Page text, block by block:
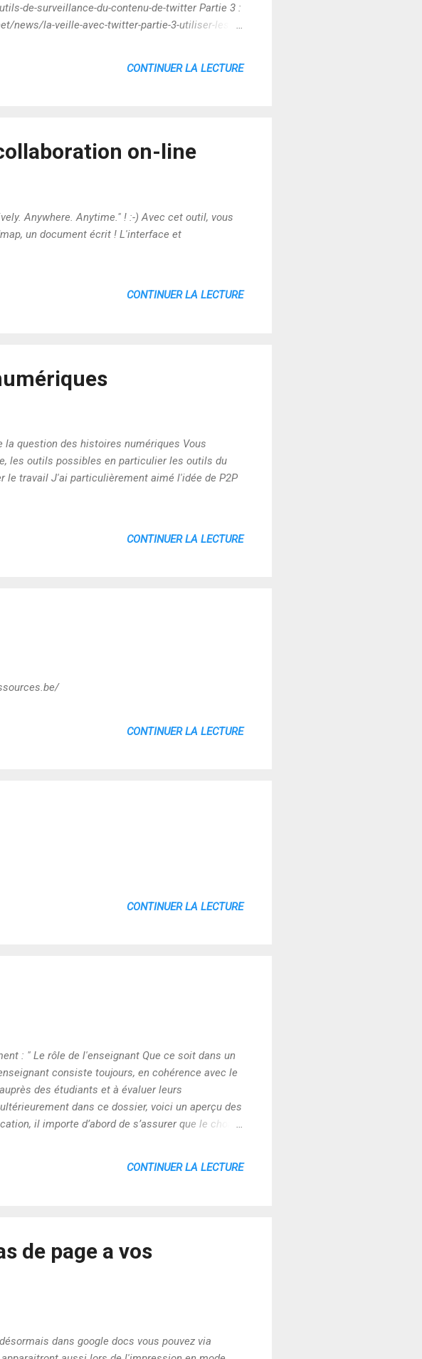
de-surveillance-du-contenu-de-twitter Partie 3 :
la-veille-avec-twitter-partie-3-utiliser-les-
sa veille http:/...
CONTINUER LA LECTURE
on-line
Anywhere. Anytime." ! :-) Avec cet outil, vous
un document écrit ! L'interface et
CONTINUER LA LECTURE
question des histoires numériques Vous
les outils possibles en particulier les outils du
le travail J'ai particulièrement aimé l'idée de P2P
CONTINUER LA LECTURE
CONTINUER LA LECTURE
CONTINUER LA LECTURE
: " Le rôle de l'enseignant Que ce soit dans un
consiste toujours, en cohérence avec le
des étudiants et à évaluer leurs
dans ce dossier, voici un aperçu des
il importe d’abord de s’assurer que le choix
avec l’outil, s’assurer de son installation
du...
CONTINUER LA LECTURE
de page a vos
dans google docs vous pouvez via